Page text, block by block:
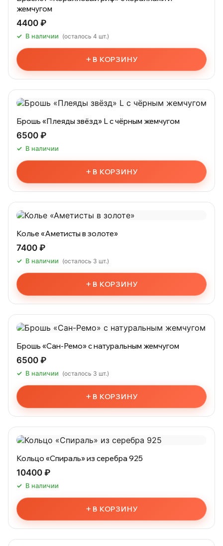
жемчугом
4400 ₽
В наличии (осталось 4 шт.)
+ В КОРЗИНУ
Брошь «Плеяды звёзд» L с чёрным жемчугом
6500 ₽
В наличии
+ В КОРЗИНУ
Колье «Аметисты в золоте»
7400 ₽
В наличии (осталось 3 шт.)
+ В КОРЗИНУ
Брошь «Сан-Ремо» с натуральным жемчугом
6500 ₽
В наличии (осталось 3 шт.)
+ В КОРЗИНУ
Кольцо «Спираль» из серебра 925
10400 ₽
В наличии
+ В КОРЗИНУ